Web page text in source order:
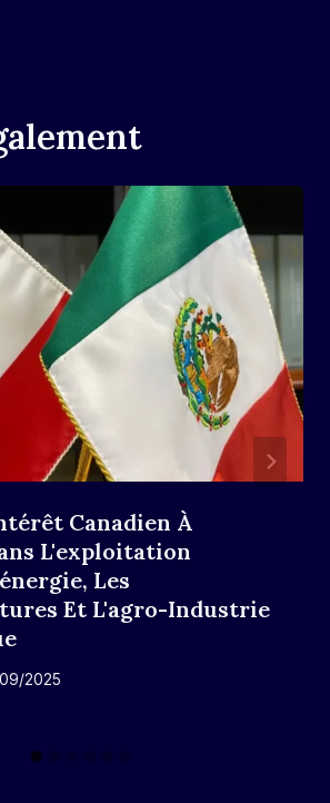
Canadien À
L'exploitation
Les
Et L'agro-Industrie
2025